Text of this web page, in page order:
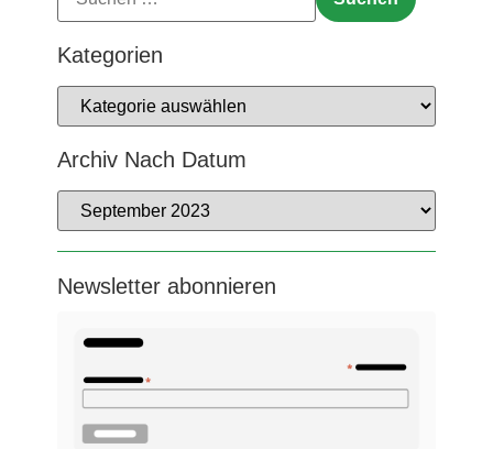
Kategorien
Archiv Nach Datum
Newsletter abonnieren